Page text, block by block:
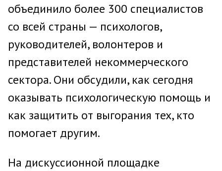
объединило более 300 специалистов
со всей страны — психологов,
руководителей, волонтеров и
представителей некоммерческого
сектора. Они обсудили, как сегодня
оказывать психологическую помощь и
как защитить от выгорания тех, кто
помогает другим.
На дискуссионной площадке